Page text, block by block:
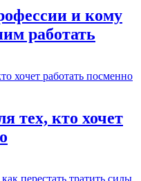
и кому
работать
тех, кто хочет